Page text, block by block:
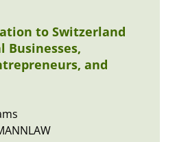
to Switzerland
and